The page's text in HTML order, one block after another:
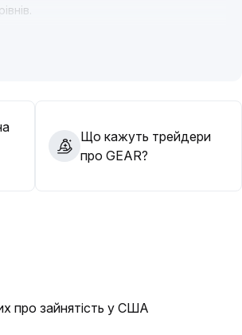
відстежувати ринкову
уникати надмірного ризику і
проекту та змінам ліквідності на
Що кажуть трейдери
про GEAR?
про зайнятість у США